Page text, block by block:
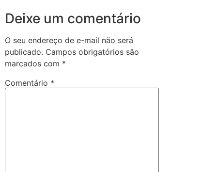
Deixe um comentário
O seu endereço de e-mail não será
publicado. Campos obrigatórios são
marcados com *
Comentário *